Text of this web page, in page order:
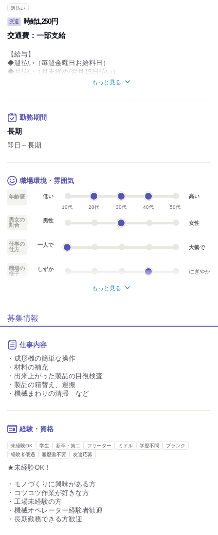
週払い
派遣
時給1,250円
交通費： 一部支給
【給与】
◆週払い（毎週金曜日お給料日）
◆月払い（月末締め/翌月15日払い）
【待遇・福利厚生】
◇履歴書不要
◇交通費支給（規定有）
試用期間：
もっと見る
勤務期間
長期
即日～長期
職場環境・雰囲気
年齢層 低い
10代 20代 30代 40代 50代
高い
男女の
割合
男性 女性
仕事の
仕方
一人で 大勢で
職場の
様子
しずか にぎやか
力仕事が少ない
知識・経験不要
もっと見る
募集情報
仕事内容
・成形機の簡単な操作
・材料の補充
・出来上がった製品の目視検査
・製品の箱替え、運搬
・機械まわりの清掃 など
経験・資格
未経験OK 学生 新卒・第二 フリーター ミドル 学歴不問
ブランク
経験者優遇
履歴書不要 友達応募
★未経験OK！
・モノづくりに興味がある方
・コツコツ作業が好きな方
・工場未経験の方
・機械オペレーター経験者歓迎
・長期勤務できる方歓迎